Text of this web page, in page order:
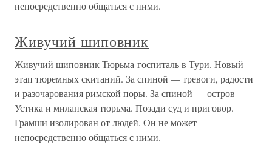
непосредственно общаться с ними.
Живучий шиповник
Живучий шиповник Тюрьма-госпиталь в Тури. Новый
этап тюремных скитаний. За спиной — тревоги, радости
и разочарования римской поры. За спиной — остров
Устика и миланская тюрьма. Позади суд и приговор.
Грамши изолирован от людей. Он не может
непосредственно общаться с ними.